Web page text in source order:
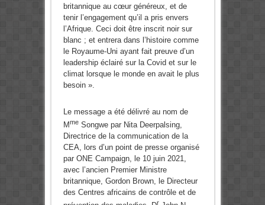
britannique au cœur généreux, et de
tenir l’engagement qu’il a pris envers
l’Afrique. Ceci doit être inscrit noir sur
blanc ; et entrera dans l’histoire comme
le Royaume-Uni ayant fait preuve d’un
leadership éclairé sur la Covid et sur le
climat lorsque le monde en avait le plus
besoin ».
Le message a été délivré au nom de
MmeSongwe par Nita Deerpalsing,
Directrice de la communication de la
CEA, lors d’un point de presse organisé
par ONE Campaign, le 10 juin 2021,
avec l’ancien Premier Ministre
britannique, Gordon Brown, le Directeur
des Centres africains de contrôle et de
r